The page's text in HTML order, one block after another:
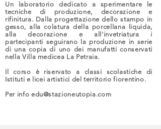
Un laboratorio dedicato a sperimentare le
tecniche di produzione, decorazione e
rifinitura. Dalla progettazione dello stampo in
gesso, alla colatura della porcellana liquida,
alla decorazione e all'invetriatura i
partecipanti seguirano la produzione in serie
di una copia di uno dei manufatti conservati
nella Villa medicea La Petraia.
Il corso è riservato a classi scolastiche di
Istituti e licei artistici del territorio fiorentino.
Per info edu@stazioneutopia.com